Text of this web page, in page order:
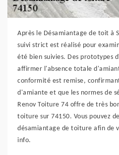
Après le Désamiantage de toit à
suivi strict est réalisé pour
été bien suivies. Des prototypes
affirmer l'absence totale
conformité est remise,
d'amiante et que les normes de
Renov Toiture 74 offre de très
toiture sur 74150. Vous pouvez
désamiantage de toiture afin de
info.